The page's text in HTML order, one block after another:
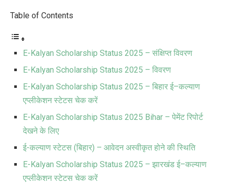
Table of Contents
E-Kalyan Scholarship Status 2025 – संक्षिप्त विवरण
E-Kalyan Scholarship Status 2025 – विवरण
E-Kalyan Scholarship Status 2025 – बिहार ई–कल्याण
एप्लीकेशन स्टेटस चेक करें
E-Kalyan Scholarship Status 2025 Bihar – पेमेंट रिपोर्ट
देखने के लिए
ई-कल्याण स्टेटस (बिहार) – आवेदन अस्वीकृत होने की स्थिति
E-Kalyan Scholarship Status 2025 – झारखंड ई–कल्याण
एप्लीकेशन स्टेटस चेक करें